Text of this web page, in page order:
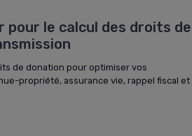
le calcul des droits de
de donation pour optimiser vos
propriété, assurance vie, rappel fiscal et